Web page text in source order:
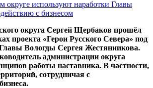
округа Сергей Щербаков прошёл
проекта «Герои Русского Севера» под
Вологды Сергея Жестянникова.
администрации округа
работы наставника. В частности,
сотрудничая с